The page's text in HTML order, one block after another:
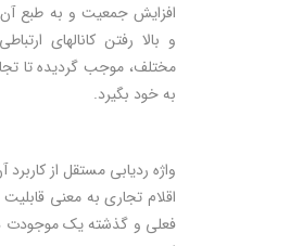
افزایش جمعیت و به طبع آن
و بالا رفتن کانال­های
مختلف، موجب گردیده تا
به خود بگیرد.
واژه ردیابی مستقل از کاربرد
اقلام تجاری به معنی
فعلی و گذشته یک موجودت